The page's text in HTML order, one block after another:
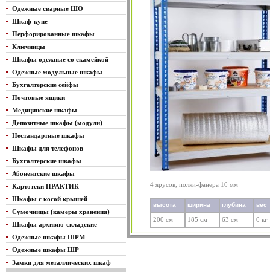
Одежные сварные ШО
Шкаф-купе
Перфорированные шкафы
Ключницы
Шкафы одежные со скамейкой
Одежные модульные шкафы
Бухгалтерские сейфы
Почтовые ящики
Медицинские шкафы
Депозитные шкафы (модули)
Нестандартные шкафы
Шкафы для телефонов
Бухгалтерские шкафы
Абонентские шкафы
Картотеки ПРАКТИК
Шкафы с косой крышей
Сумочницы (камеры хранения)
Шкафы архивно-складские
Одежные шкафы ШРМ
Одежные шкафы ШР
Замки для металлических шкаф
4 ярусов, полки-фанера 10 мм
высота ширина глубина вес
200 см 185 см 63 см 0 кг